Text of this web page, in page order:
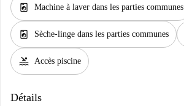
local_laundry_service Machine à laver dans les parties communes
local_laundry_service Sèche-linge dans les parties communes
pool Accès piscine
Détails